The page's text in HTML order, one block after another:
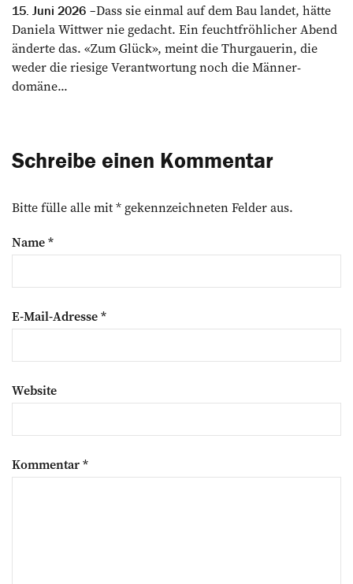
15. Juni 2026
Dass sie einmal auf dem Bau landet, hätte
Daniela Wittwer nie gedacht. Ein feuchtfröhlicher Abend
­änderte das. «Zum Glück», meint die ­Thurgauerin, die
weder die riesige Verantwortung noch die Männer­
domäne...
Schreibe einen Kommentar
Bitte fülle alle mit * gekennzeichneten Felder aus.
Name*
E-Mail-Adresse*
Website
Kommentar*